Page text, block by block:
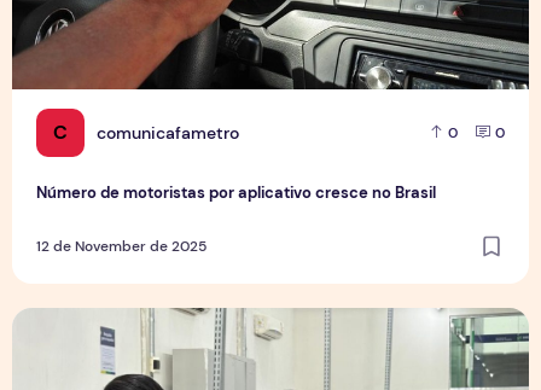
C comunicafametro 0 0
Número de motoristas por aplicativo cresce no Brasil
12 de November de 2025
Desemprego no Amazonas cai para 7,7%, mas